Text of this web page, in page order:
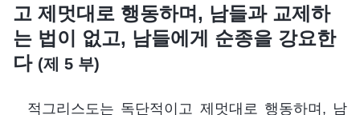
고 제멋대로 행동하며, 남들과 교제하
는 법이 없고, 남들에게 순종을 강요한
다 (제 5 부)
적그리스도는 독단적이고 제멋대로 행동하며, 남